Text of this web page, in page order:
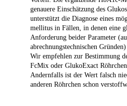
genauere Einschätzung des
unterstützt die Diagnose eines
mellitus in Fällen, in denen eine
Anforderung beider Parameter
abrechnungstechnischen
Wir empfehlen zur Bestimmung
FcMix oder GlukoExact Röhrchen
Andernfalls ist der Wert falsch
anderen Röhrchen schon